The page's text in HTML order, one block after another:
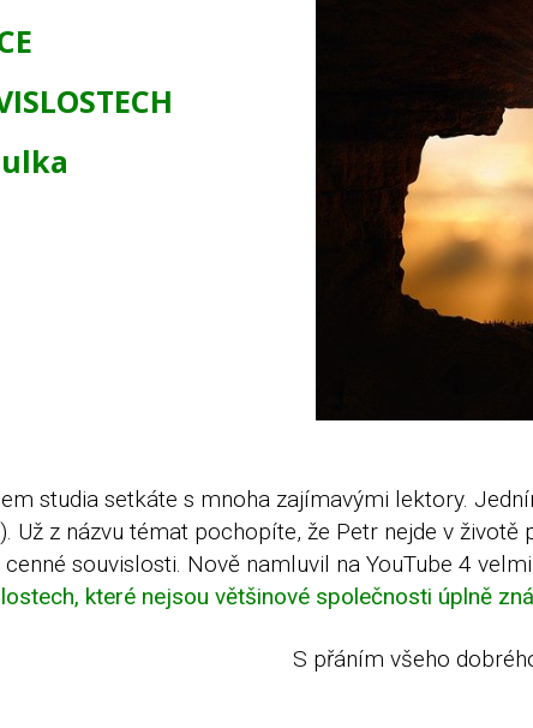
studia setkáte s mnoha zajímavými lektory.
Už z názvu témat pochopíte, že Petr nejde v
souvislosti. Nově namluvil na YouTube 4
které nejsou většinové společnosti úplně
S přáním všeho